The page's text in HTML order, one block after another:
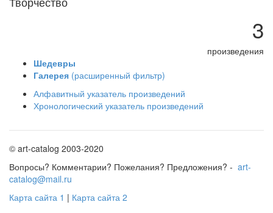
3
произведения
Шедевры
Галерея (расширенный фильтр)
Алфавитный указатель произведений
Хронологический указатель произведений
© art-catalog 2003-2020
Вопросы? Комментарии? Пожелания? Предложения? - art-
catalog@mail.ru
Карта сайта 1 | Карта сайта 2